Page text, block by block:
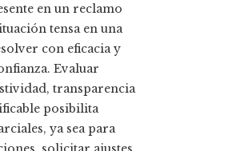
en un reclamo
tensa en una
con eficacia y
Evaluar
transparencia
posibilita
ya sea para